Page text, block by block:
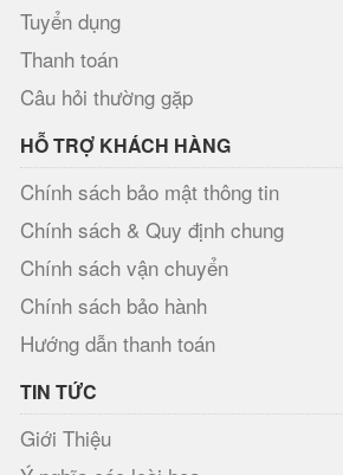
Tuyển dụng
Thanh toán
Câu hỏi thường gặp
HỖ TRỢ KHÁCH HÀNG
Chính sách bảo mật thông tin
Chính sách & Quy định chung
Chính sách vận chuyển
Chính sách bảo hành
Hướng dẫn thanh toán
TIN TỨC
Giới Thiệu